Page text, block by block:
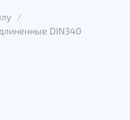
DIN340